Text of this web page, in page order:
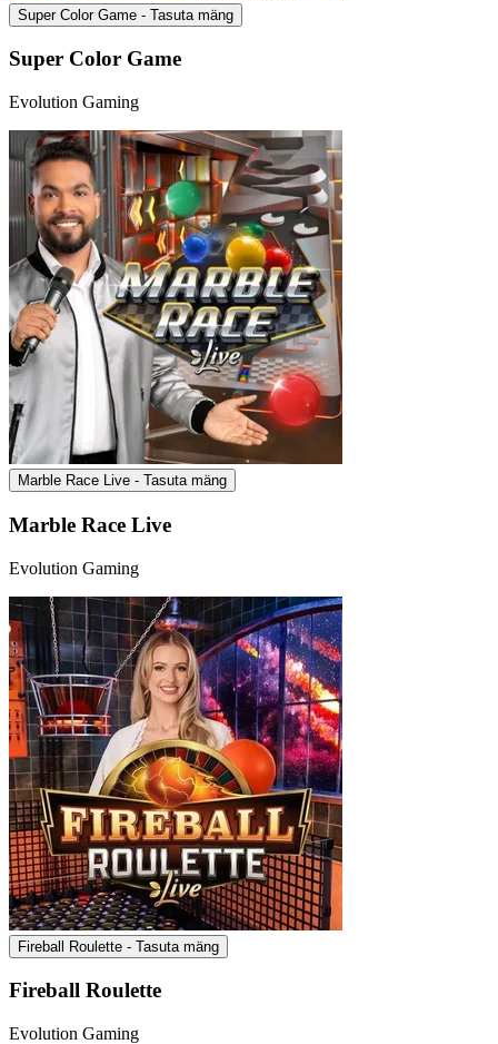
Super Color Game - Tasuta mäng
Super Color Game
Evolution Gaming
Marble Race Live - Tasuta mäng
Marble Race Live
Evolution Gaming
Fireball Roulette - Tasuta mäng
Fireball Roulette
Evolution Gaming